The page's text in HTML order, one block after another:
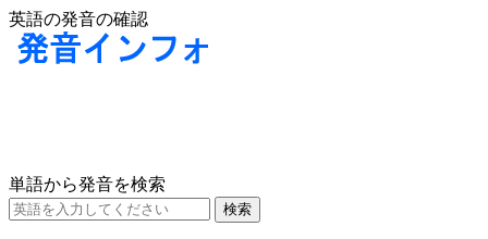
英語の発音の確認
単語から発音を検索